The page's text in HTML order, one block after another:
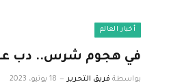
أخبار العالم
في هجوم شرس.. دب
بواسطة فريق التحرير 18 يونيو، 2023